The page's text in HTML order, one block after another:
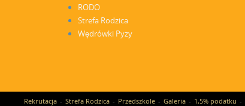
RODO
Strefa Rodzica
Wędrówki Pyzy
Rekrutacja Strefa Rodzica Przedszkole Galeria 1,5% podatku